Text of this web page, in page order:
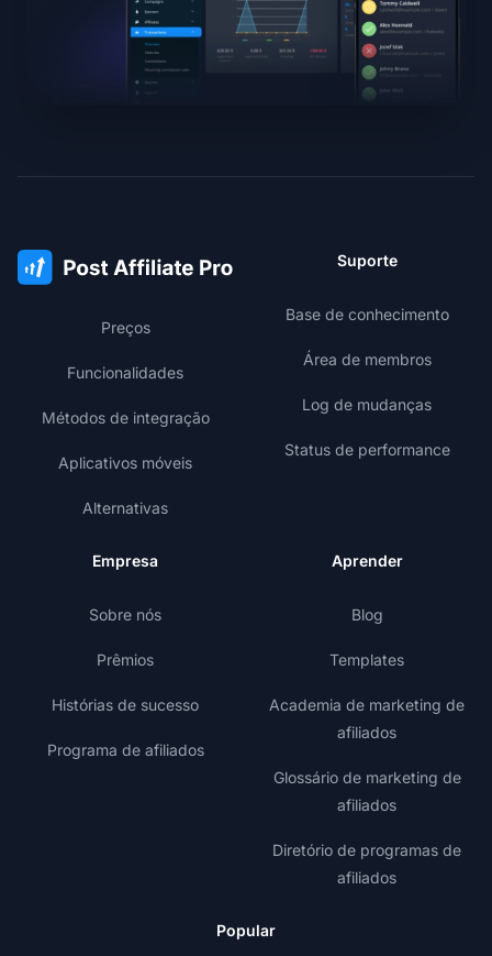
Preços
Funcionalidades
Métodos de integração
Aplicativos móveis
Alternativas
Suporte
Base de conhecimento
Área de membros
Log de mudanças
Status de performance
Empresa
Sobre nós
Prêmios
Histórias de sucesso
Programa de afiliados
Aprender
Blog
Templates
Academia de marketing de
afiliados
Glossário de marketing de
afiliados
Diretório de programas de
afiliados
Popular